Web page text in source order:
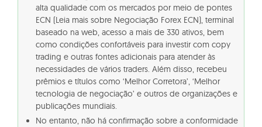
alta qualidade com os mercados por meio de pontes
ECN (Leia mais sobre Negociação Forex ECN), terminal
baseado na web, acesso a mais de 330 ativos, bem
como condições confortáveis para investir com copy
trading e outras fontes adicionais para atender às
necessidades de vários traders. Além disso, recebeu
prêmios e títulos como ‘Melhor Corretora’, ‘Melhor
tecnologia de negociação’ e outros de organizações e
publicações mundiais.
No entanto, não há confirmação sobre a conformidade